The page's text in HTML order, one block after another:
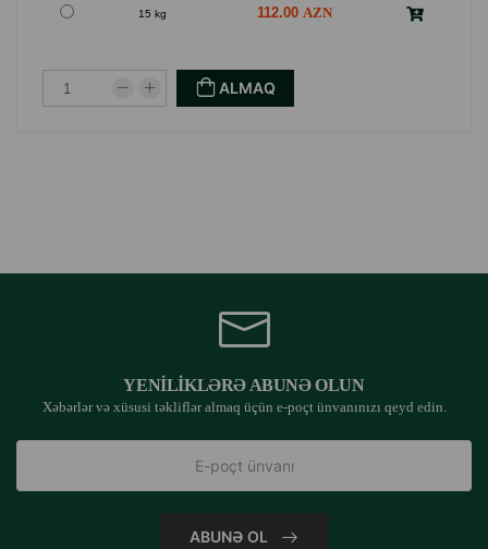
15 kg 112.00
ALMAQ
YENILIKLƏRƏ ABUNƏ OLUN
Xəbərlər və xüsusi təkliflər almaq üçün e-poçt ünvanınızı qeyd edin.
ABUNƏ OL